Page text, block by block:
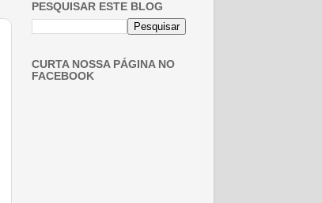
PESQUISAR ESTE BLOG
CURTA NOSSA PÁGINA NO
FACEBOOK